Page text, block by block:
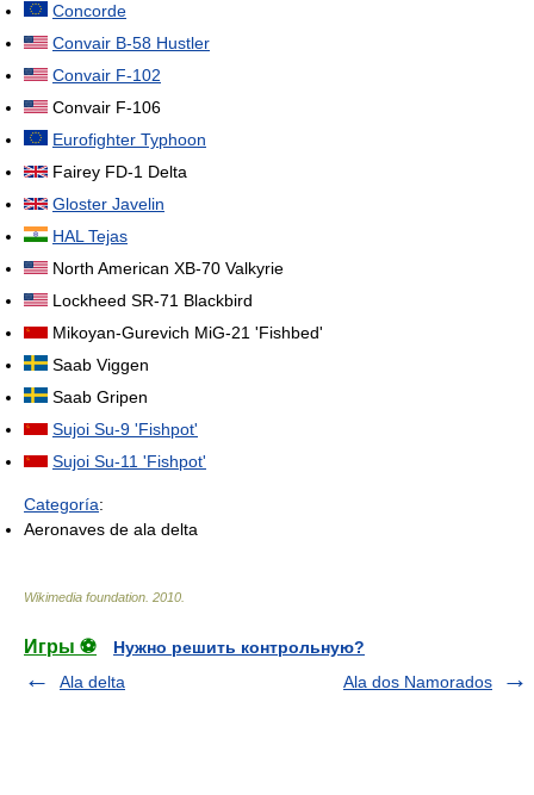
Concorde
Convair B-58 Hustler
Convair F-102
Convair F-106
Eurofighter Typhoon
Fairey FD-1 Delta
Gloster Javelin
HAL Tejas
North American XB-70 Valkyrie
Lockheed SR-71 Blackbird
Mikoyan-Gurevich MiG-21 'Fishbed'
Saab Viggen
Saab Gripen
Sujoi Su-9 'Fishpot'
Sujoi Su-11 'Fishpot'
Categoría:
Aeronaves de ala delta
Wikimedia foundation 2010
Игры ⚽
Нужно решить контрольную?
Ala delta
Ala dos Namorados